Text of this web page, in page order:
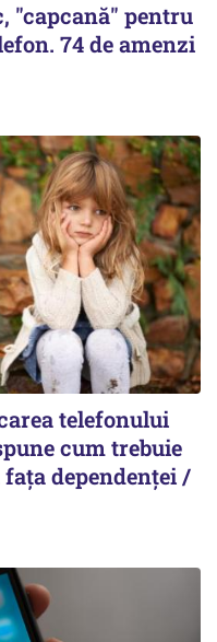
"capcană" pentru
74 de amenzi
telefonului
cum trebuie
dependenței /